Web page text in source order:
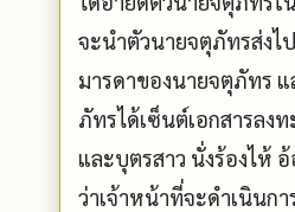
จะนำตัวนายจตุภัทรส่ง
มารดาของนายจตุภัทร
ภัทรได้เซ็นต์เอกสารลง
และบุตรสาว นั่งร้องไห้
ว่าเจ้าหน้าที่จะดำเนินกา